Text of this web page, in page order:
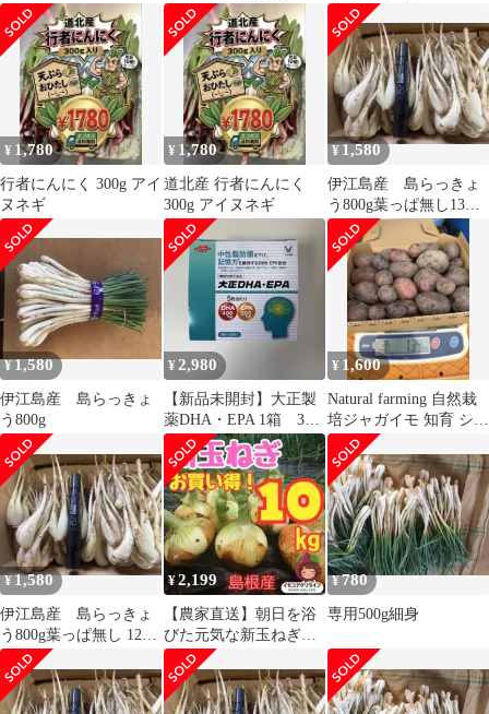
身
¥ 1,780
行者にんにく 300g アイ
ヌネギ
¥ 1,780
道北産 行者にんにく
300g アイヌネギ
¥1,580
伊江島産 島らっきょ
う800g葉っぱ無し13日
発送予定
¥1,580
伊江島産 島らっきょ
う800g
¥2,980
【新品未開封】大正製
薬DHA・EPA 1箱 30
袋
¥ 1,600
Natural farming 自然栽
培ジャガイモ 知育 シュ
タイナー教育 知育
¥1,580
伊江島産 島らっきょ
う800g葉っぱ無し 12日
発送予定
¥2,199
【農家直送】朝日を浴
びた元気な新玉ねぎ！
たっぷり大容量
10kg（100サイズ）
¥780
専用500g細身